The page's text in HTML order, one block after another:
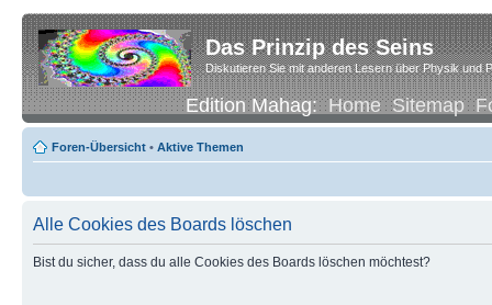
Das Prinzip des Seins
Diskutieren Sie mit anderen Lesern über Physik und
Edition Mahag:Home Sitemap
Foren-Übersicht • Aktive Themen
Alle Cookies des Boards löschen
Bist du sicher, dass du alle Cookies des Boards löschen möchtest?